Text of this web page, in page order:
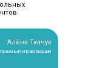
Алёна Ткачук
управляющий